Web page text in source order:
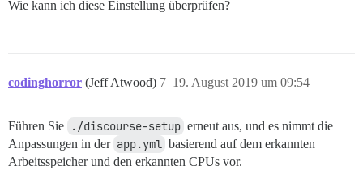
Wie kann ich diese Einstellung überprüfen?
codinghorror (Jeff Atwood) 19. August 2019 um 09:54
7
Führen Sie ./discourse-setup erneut aus, und es nimmt die
Anpassungen in der app.yml basierend auf dem erkannten
Arbeitsspeicher und den erkannten CPUs vor.